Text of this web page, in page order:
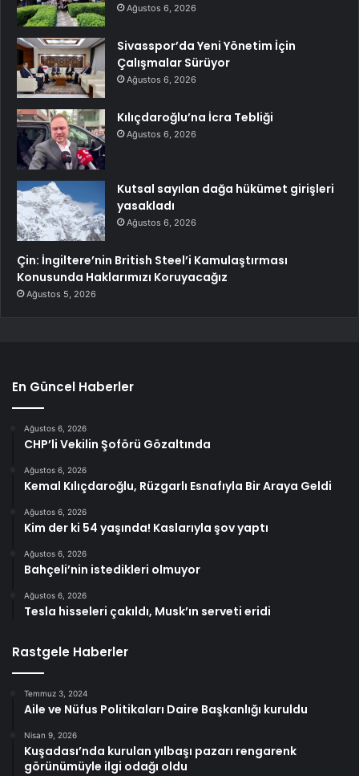
Ağustos 6, 2026
Sivasspor’da Yeni Yönetim İçin
Çalışmalar Sürüyor
Ağustos 6, 2026
Kılıçdaroğlu’na İcra Tebliği
Ağustos 6, 2026
Kutsal sayılan dağa hükümet girişleri
yasakladı
Ağustos 6, 2026
Çin: İngiltere’nin British Steel’i Kamulaştırması
Konusunda Haklarımızı Koruyacağız
Ağustos 5, 2026
En Güncel Haberler
Ağustos 6, 2026
CHP’li Vekilin Şoförü Gözaltında
Ağustos 6, 2026
Kemal Kılıçdaroğlu, Rüzgarlı Esnafıyla Bir Araya Geldi
Ağustos 6, 2026
Kim der ki 54 yaşında! Kaslarıyla şov yaptı
Ağustos 6, 2026
Bahçeli’nin istedikleri olmuyor
Ağustos 6, 2026
Tesla hisseleri çakıldı, Musk’ın serveti eridi
Rastgele Haberler
Temmuz 3, 2024
Aile ve Nüfus Politikaları Daire Başkanlığı kuruldu
Nisan 9, 2026
Kuşadası’nda kurulan yılbaşı pazarı rengarenk
görünümüyle ilgi odağı oldu